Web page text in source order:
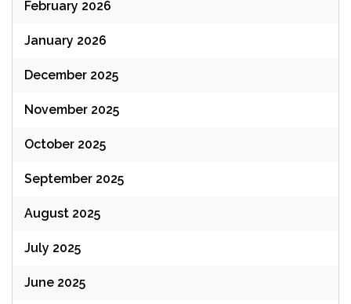
February 2026
January 2026
December 2025
November 2025
October 2025
September 2025
August 2025
July 2025
June 2025